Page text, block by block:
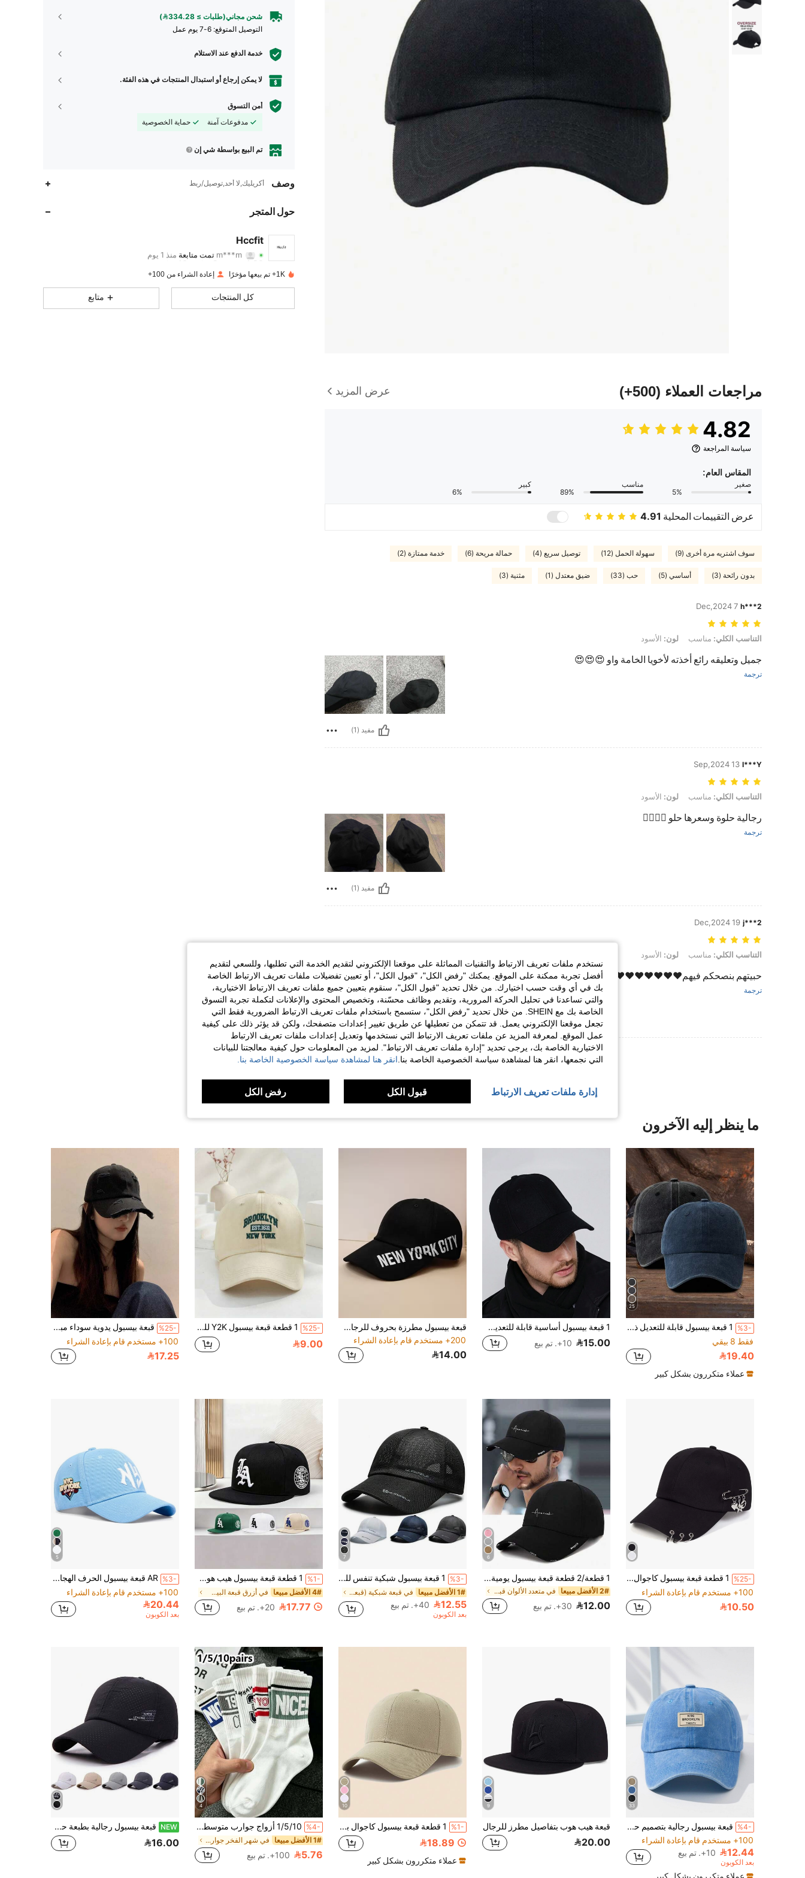
مراجعات العملاء (500+) عرض المزيد
4.82
سياسة المراجعة
المقاس العام:
صغير
5%
مناسب
89%
كبير
6%
عرض التقييمات المحلية 4.91
سوف اشتريه مرة أخرى (9) سهولة الحمل (12) توصيل سريع (4) حمالة مريحة (6) خدمة ممتازة (2)
بدون رائحة (3) أساسي (5) حب (33) ضيق معتدل (1) مثنية (3)
h***2
7 Dec,2024
التناسب الكلي: مناسب, لون: الأسود
التناسب الكلي: مناسب لون: الأسود
جميل وتعليقه رائع أخذته لأخويا الخامة واو 😍😍😍
ترجمة
مفيد (1)
I***Y
13 Sep,2024
التناسب الكلي: مناسب, لون: الأسود
التناسب الكلي: مناسب لون: الأسود
رجالية حلوة وسعرها حلو 👍🏻👩🏻
ترجمة
مفيد (1)
j***2
19 Dec,2024
التناسب الكلي: مناسب, لون: الأسود
التناسب الكلي: مناسب لون: الأسود
حبيتهم بنصحكم فيهم❤️❤️❤️❤️❤️❤️❤️❤️❤️❤️❤️❤️❤️❤️❤️
ترجمة
مفيد (1)
عرض المزيد من المراجعات
شحن مجاني(طلبات ≥ 334.28)
التوصيل المتوقع: 6-7 يوم عمل
خدمة الدفع عند الاستلام
لا يمكن إرجاع أو استبدال المنتجات في هذه الفئة.
أمن التسوق
مدفوعات آمنة
حماية الخصوصية
تم البيع بواسطة شي إن
وصف أكريليك,لا أحد,توصيل/ربط
حول المتجر
Hccfit
4.80 تقييم 2قطع 40 متابعون
4.80
2
40
1K+ تم بيعها مؤخرًا إعادة الشراء من 100+
كل المنتجات متابع
ما ينظر إليه الآخرون
25
%3-
1 قبعة بيسبول قابلة للتعديل ذات لون أحادي مغسول، كاجوال للخارج، مناسبة للصيف والشاطئ والعطلات والمهرجانات والسفر
فقط 8 بيقي
19.40
عملاء متكررون بشكل كبير
1 قبعة بيسبول أساسية قابلة للتعديل باللون الأسود، قبعة وشمس، مناسب للجنسين
15.00 10+. تم بيع
قبعة بيسبول مطرزة بحروف للرجال ستريت
200+ مستخدم قام بإعادة الشراء
14.00
%25- 1 قطعة قبعة بيسبول Y2K للجنسين مطرزة بحرف BROOKLYN NEW YORK حماية من الشمس قابلة للتنفس قبعة بيسبول عصرية مناسبة للاستخدام اليومي والسفر في الهواء الطلق والتظليل من الشمس
9.00
%25-
قبعة بيسبول يدوية سوداء مبهتة، متعددة الاستخدامات للخارج والتنقل واللبس اليومي
100+ مستخدم قام بإعادة الشراء
17.25
%25-
1 قطعة قبعة بيسبول كاجوال مزينة بشكل قلب وخاتم، للحياة اليومية والشارع وعيد الحب
100+ مستخدم قام بإعادة الشراء
10.50
6
1 قطعة/2 قطعة قبعة بيسبول يومية، قبعة سناب باك مطبوع عليها حرف عادي، مناسبة للاستخدام اليومي، السفر، التنزه، التزلج
2# الأفضل مبيعا في متعدد الألوان قبعة البيسبول للرجال
12.00 30+. تم بيع
7
%3- 1 قبعة بيسبول شبكية تنفس للرجال، قابلة للتعديل للرياضات الخارجية، واقية من الشمس،لموسم الربيع والخريف للسفر والشاطئ والحفلات
1# الأفضل مبيعا في قبعة شبكية (قبعة سائق الشاحنة) قبعات الرجال
12.55 40+. تم بيع
بعد الكوبون
%1- 1 قطعة قبعة بيسبول هيب هوب مطرزة بحرف "LA" للرجال والنساء، قابلة للتعديل للرياضات الخارجية، مناسبة للمشي لمسافات طويلة والملابس الكاجوال
4# الأفضل مبيعا في أزرق قبعة البيسبول للرجال
17.77 20+. تم بيع
5
%3-
AR قبعة بيسبول الحرف الهجائية والتطريز الهندسي الغوثي للرجال مع حزام قابل للتعديل لحماية من الشمس، مناسبة للسفر في الربيع والخريف وحفلات الشاطئ والشوارع
100+ مستخدم قام بإعادة الشراء
20.44
بعد الكوبون
33
%4-
قبعة بيسبول رجالية بتصميم حروف مطرزة للشارع
100+ مستخدم قام بإعادة الشراء
12.44 10+. تم بيع
بعد الكوبون
9
قبعة هيب هوب بتفاصيل مطرز للرجال
20.00
10
%1- 1 قطعة قبعة بيسبول كاجوال بلون موحد قابلة لتعديل الحجم
18.89
عملاء متكررون بشكل كبير
4
%4- 1/5/10 أزواج جوارب متوسطة الطول بنمط الحروف والأرقام للجنسين، جوارب رياضية عصرية قابلة للتنفس ومريحة، ماصة للرطوبة، مناسبة للارتداء اليومي والرياضة وجميع الفصول
1# الأفضل مبيعا في شهر الفخر جوارب رجالية
5.76 100+. تم بيع
NEW قبعة بيسبول رجالية بطبعة حرف LEADING سريعة الجفاف، قابلة للتعديل، للحماية من الشمس، كاجوال للرياضات الخارجية والسفر في الربيع/الخريف والشاطئ والحفلات، 1 قطعة
16.00
نستخدم ملفات تعريف الارتباط والتقنيات المماثلة على موقعنا الإلكتروني لتقديم الخدمة التي تطلبها، وللسعي لتقديم
أفضل تجربة ممكنة على الموقع. يمكنك "رفض الكل"، "قبول الكل"، أو تعيين تفضيلات ملفات تعريف الارتباط الخاصة
بك في أي وقت حسب اختيارك. من خلال تحديد "قبول الكل"، سنقوم بتعيين جميع ملفات تعريف الارتباط الاختيارية،
والتي تساعدنا في تحليل الحركة المرورية، وتقديم وظائف محسّنة، وتخصيص المحتوى والإعلانات لتكملة تجربة التسوق
الخاصة بك مع SHEIN. من خلال تحديد "رفض الكل"، ستسمح باستخدام ملفات تعريف الارتباط الضرورية فقط التي
تجعل موقعنا الإلكتروني يعمل. قد تتمكن من تعطيلها عن طريق تغيير إعدادات متصفحك، ولكن قد يؤثر ذلك على كيفية
عمل الموقع. لمعرفة المزيد عن ملفات تعريف الارتباط التي نستخدمها وتعديل إعدادات ملفات تعريف الارتباط
الاختيارية الخاصة بك، يرجى تحديد "إدارة ملفات تعريف الارتباط". لمزيد من المعلومات حول كيفية معالجتنا للبيانات
التي نجمعها، انقر هنا لمشاهدة سياسة الخصوصية الخاصة بنا. انقر هنا لمشاهدة سياسة الخصوصية الخاصة بنا.
إدارة ملفات تعريف الارتباط قبول الكل رفض الكل